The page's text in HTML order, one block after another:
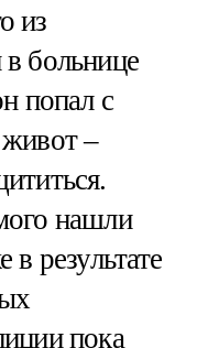
из
больнице
попал с
–
нашли
в результате
пока